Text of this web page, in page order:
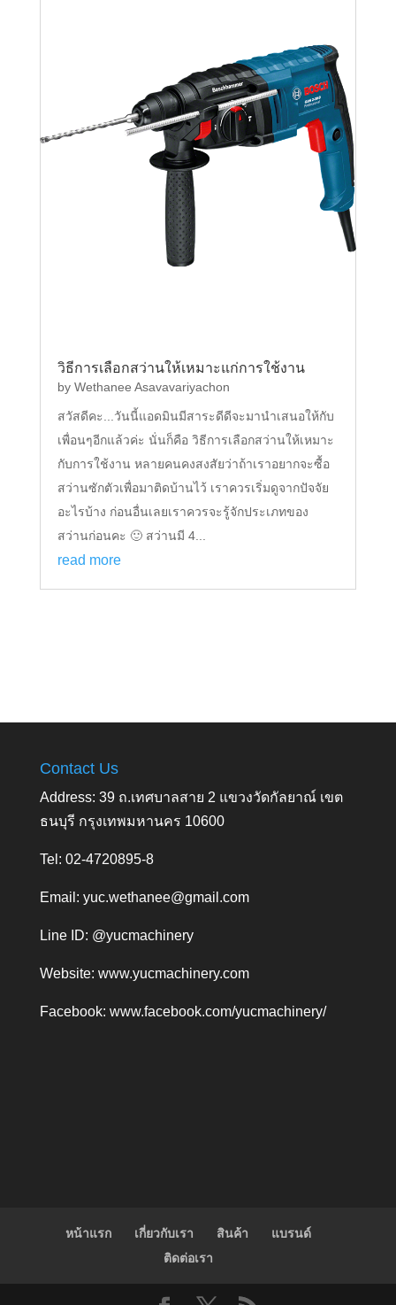
วิธีการเลือกสว่านให้เหมาะแก่การใช้งาน
by Wethanee Asavavariyachon
สวัสดีคะ...วันนี้แอดมินมีสาระดีดีจะมานำเสนอให้กับ
เพื่อนๆอีกแล้วค่ะ นั่นก็คือ วิธีการเลือกสว่านให้เหมาะ
กับการใช้งาน หลายคนคงสงสัยว่าถ้าเราอยากจะซื้อ
สว่านซักตัวเพื่อมาติดบ้านไว้ เราควรเริ่มดูจากปัจจัย
อะไรบ้าง ก่อนอื่นเลยเราควรจะรู้จักประเภทของ
สว่านก่อนคะ 🙂 สว่านมี 4...
read more
Contact Us
Address: 39 ถ.เทศบาลสาย 2 แขวงวัดกัลยาณ์ เขต
ธนบุรี กรุงเทพมหานคร 10600
Tel: 02-4720895-8
Email: yuc.wethanee@gmail.com
Line ID: @yucmachinery
Website: www.yucmachinery.com
Facebook: www.facebook.com/yucmachinery/
หน้าแรก เกี่ยวกับเรา สินค้า
แบรนด์
ติดต่อเรา